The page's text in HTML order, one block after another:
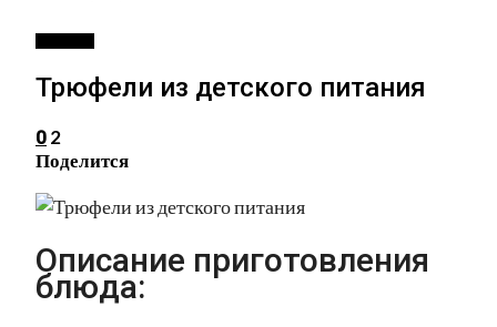
Трюфели из детского питания
0 2
Поделится
Описание приготовления
блюда: